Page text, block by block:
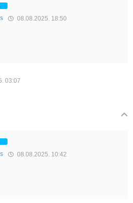
08.08.2025. 18:50
03:07
08.08.2025. 10:42